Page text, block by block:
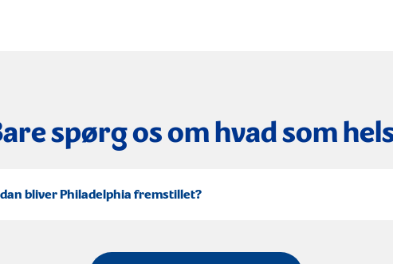
spørg os om hvad som
bliver Philadelphia fremstillet?